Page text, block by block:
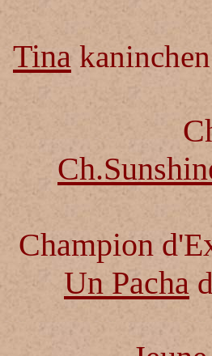
Tina
Champion
Un Pacha